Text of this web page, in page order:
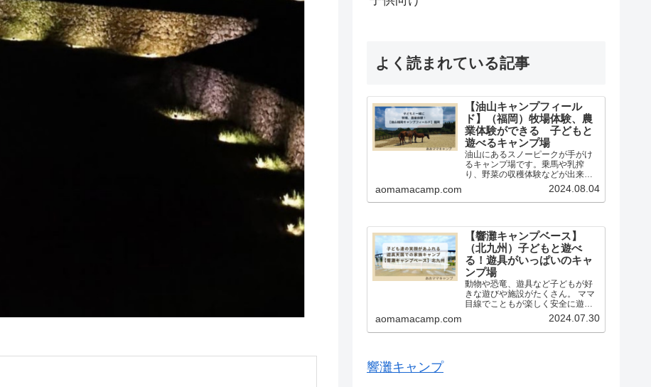
よく読まれている記事
【油山キャンプフィール
ド】（福岡）牧場体験、農
業体験ができる 子どもと
遊べるキャンプ場
油山にあるスノーピークが手がけ
るキャンプ場です。乗馬や乳搾
り、野菜の収穫体験などが出来ま
す。近くの川で遊んだり、アスレ
チックを楽しんだり、子どももマ
マも大満足のキャンプ場です。新
aomamacamp.com 2024.08.04
【響灘キャンプベース】
（北九州）子どもと遊べ
る！遊具がいっぱいのキャ
ンプ場
動物や恐竜、遊具など子どもが好
きな遊びや施設がたくさん。 ママ
目線でこともが楽しく安全に遊べ
るイチオシのキャンプ場、響灘ベ
ースキャンプを紹介しています。
北九州市、響灘グリーンパーク内
aomamacamp.com 2024.07.30
響灘キャンプ